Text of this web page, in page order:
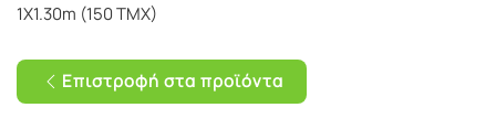
1Χ1.30m (150 TMX)
Επιστροφή στα προϊόντα